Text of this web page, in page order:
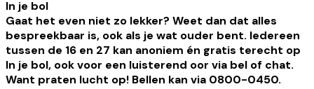
In je bol
Gaat het even niet zo lekker? Weet dan dat alles
bespreekbaar is, ook als je wat ouder bent. Iedereen
tussen de 16 en 27 kan anoniem én gratis terecht op
In je bol, ook voor een luisterend oor via bel of chat.
Want praten lucht op! Bellen kan via 0800-0450.